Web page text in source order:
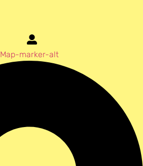
Map-marker-alt